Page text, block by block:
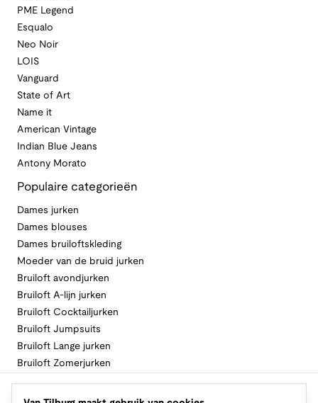
PME Legend
Esqualo
Neo Noir
LOIS
Vanguard
State of Art
Name it
American Vintage
Indian Blue Jeans
Antony Morato
Populaire categorieën
Dames jurken
Dames blouses
Dames bruiloftskleding
Moeder van de bruid jurken
Bruiloft avondjurken
Bruiloft A-lijn jurken
Bruiloft Cocktailjurken
Bruiloft Jumpsuits
Bruiloft Lange jurken
Bruiloft Zomerjurken